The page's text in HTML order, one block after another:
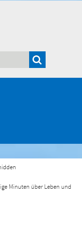
Minuten über Leben und